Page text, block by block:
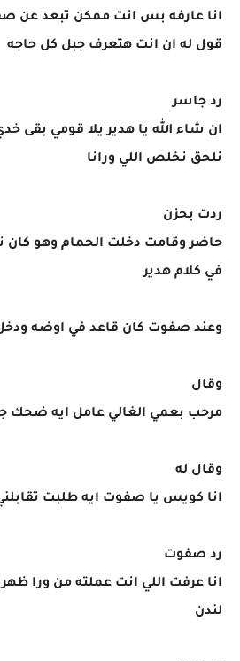
انا عارفه بس انت ممكن تبعد عن
قول له ان انت هتعرف جبل كل حاجه
رد جاسر
ان شاء الله يا هدير يلا قومي بقى
نلحق نخلص اللي ورانا
ردت بحزن
حاضر وقامت دخلت الحمام وهو كان
في كلام هدير
وعند صفوت كان قاعد في اوضه
وقال
مرحب بعمي الغالي عامل ايه ضحك
وقال له
انا كويس يا صفوت ايه طلبت
رد صفوت
انا عرفت اللي انت عملته من ورا
لندن